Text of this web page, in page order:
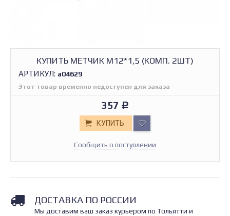
КУПИТЬ МЕТЧИК М12*1,5 (КОМП. 2ШТ)
АРТИКУЛ: а04629
Этот товар временно недоступен для заказа
357 Р
КУПИТЬ
Сообщить о поступлении
ДОСТАВКА ПО РОССИИ
Мы доставим ваш заказ курьером по Тольятти и